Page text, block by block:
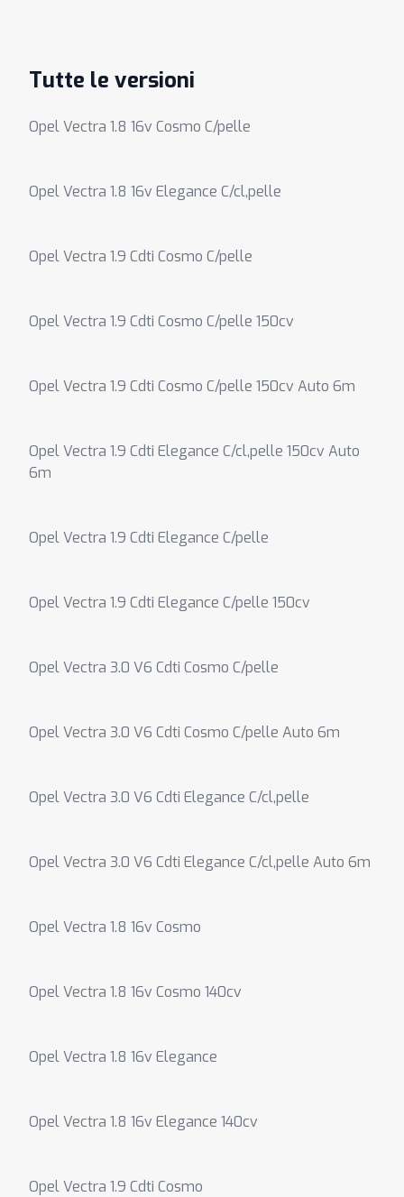
Tutte le versioni
Opel Vectra 1.8 16v Cosmo C/pelle
Opel Vectra 1.8 16v Elegance C/cl,pelle
Opel Vectra 1.9 Cdti Cosmo C/pelle
Opel Vectra 1.9 Cdti Cosmo C/pelle 150cv
Opel Vectra 1.9 Cdti Cosmo C/pelle 150cv Auto 6m
Opel Vectra 1.9 Cdti Elegance C/cl,pelle 150cv Auto
6m
Opel Vectra 1.9 Cdti Elegance C/pelle
Opel Vectra 1.9 Cdti Elegance C/pelle 150cv
Opel Vectra 3.0 V6 Cdti Cosmo C/pelle
Opel Vectra 3.0 V6 Cdti Cosmo C/pelle Auto 6m
Opel Vectra 3.0 V6 Cdti Elegance C/cl,pelle
Opel Vectra 3.0 V6 Cdti Elegance C/cl,pelle Auto 6m
Opel Vectra 1.8 16v Cosmo
Opel Vectra 1.8 16v Cosmo 140cv
Opel Vectra 1.8 16v Elegance
Opel Vectra 1.8 16v Elegance 140cv
Opel Vectra 1.9 Cdti Cosmo